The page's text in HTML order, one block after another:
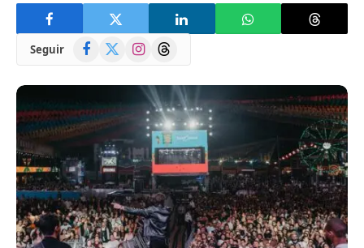
Seguir Facebook
(Twitter)
InstagramThreads